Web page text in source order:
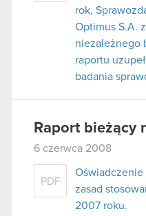
rok,
Optimus S.A.
niezależnego
raportu
badania
Raport bieżący
6 czerwca 2008
PDF
Oświadczenie
zasad
2007 roku.